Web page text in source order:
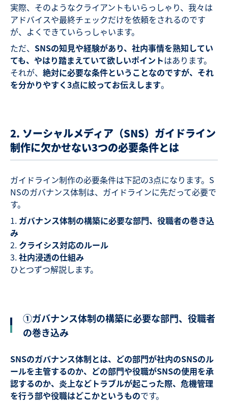
実際、そのようなクライアントもいらっしゃり、我々は
アドバイスや最終チェックだけを依頼をされるのです
が、よくできていらっしゃいます。
ただ、 SNSの知見や経験があり、社内事情を熟知してい
ても、やはり踏まえていて欲しいポイントはあります。
それが、 絶対に必要な条件ということなのですが、それ
を分かりやすく3点に絞ってお伝えします。
2. ソーシャルメディア（SNS）ガイドライン
制作に欠かせない3つの必要条件とは
ガイドライン制作の必要条件は下記の3点になります。S
NSのガバナンス体制は、ガイドラインに先だって必要で
す。
ガバナンス体制の構築に必要な部門、役職者の巻き込
み
クライシス対応のルール
社内浸透の仕組み
ひとつずつ解説します。
①ガバナンス体制の構築に必要な部門、役職者
の巻き込み
SNSのガバナンス体制とは、どの部門が社内のSNSのル
ールを主管するのか、どの部門や役職がSNSの使用を承
認するのか、炎上などトラブルが起こった際、危機管理
を行う部や役職はどこかというものです。